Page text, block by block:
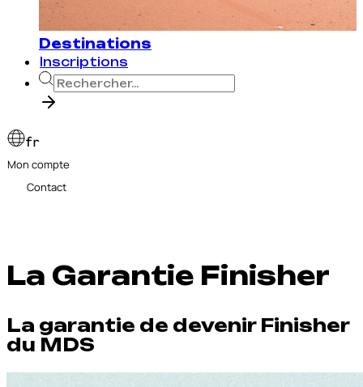
Destinations
Inscriptions
fr
Mon compte
Contact
La Garantie Finisher
La garantie de devenir Finisher
du MDS